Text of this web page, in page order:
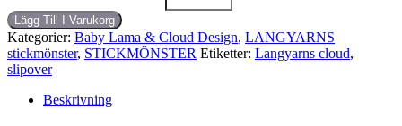
Lägg Till I Varukorg
Kategorier: Baby Lama & Cloud Design, LANGYARNS
stickmönster, STICKMÖNSTER Etiketter: Langyarns cloud,
slipover
Beskrivning